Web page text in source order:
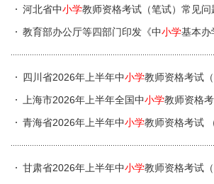
河北省中小学教师资格考试（笔试）常见
教育部办公厅等四部门印发《中小学基本办
四川省2026年上半年中小学教师资格考试
上海市2026年上半年全国中小学教师资格
青海省2026年上半年中小学教师资格考试
甘肃省2026年上半年中小学教师资格考试